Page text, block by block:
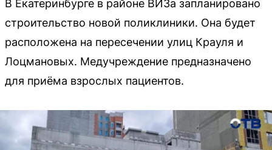
В Екатеринбурге в районе ВИЗа запланировано
строительство новой поликлиники. Она будет
расположена на пересечении улиц Крауля и
Лоцмановых. Медучреждение предназначено
для приёма взрослых пациентов.